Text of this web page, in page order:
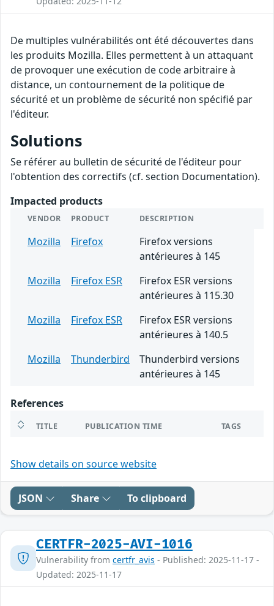
De multiples vulnérabilités ont été découvertes dans
les produits Mozilla. Elles permettent à un attaquant
de provoquer une exécution de code arbitraire à
distance, un contournement de la politique de
sécurité et un problème de sécurité non spécifié par
l'éditeur.
Solutions
Se référer au bulletin de sécurité de l'éditeur pour
l'obtention des correctifs (cf. section Documentation).
Impacted products
VENDOR PRODUCT DESCRIPTION
Mozilla Firefox
Firefox versions
antérieures à 145
Mozilla
Firefox ESR
Firefox ESR versions
antérieures à 115.30
Mozilla
Firefox ESR
Firefox ESR versions
antérieures à 140.5
Mozilla
Thunderbird
Thunderbird versions
antérieures à 145
References
TITLE PUBLICATION TIME TAGS
Show details on source website
JSON Share To clipboard
CERTFR-2025-AVI-1016
Vulnerability from certfr_avis - Published: 2025-11-17 -
Updated: 2025-11-17